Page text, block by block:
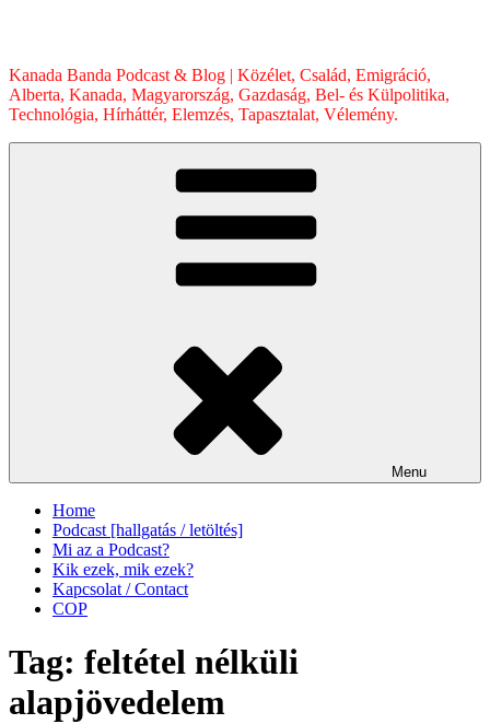
Kanada Banda Podcast & Blog | Közélet, Család, Emigráció,
Alberta, Kanada, Magyarország, Gazdaság, Bel- és Külpolitika,
Technológia, Hírháttér, Elemzés, Tapasztalat, Vélemény.
Menu
Home
Podcast [hallgatás / letöltés]
Mi az a Podcast?
Kik ezek, mik ezek?
Kapcsolat / Contact
COP
Tag: feltétel nélküli
alapjövedelem